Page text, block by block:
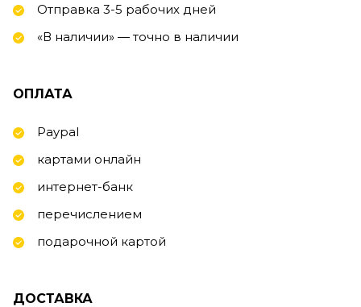
Отправка 3-5 рабочих дней
«В наличии» — точно в наличии
ОПЛАТА
Paypal
картами онлайн
интернет-банк
перечислением
подарочной картой
ДОСТАВКА